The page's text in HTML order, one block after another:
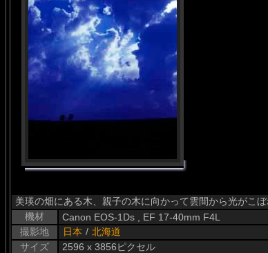
美瑛の畑にある木、親子の木に向かって雲間から光がこぼ
機材
Canon EOS-1Ds , EF 17-40mm F4L
撮影地
日本 / 北海道
サイズ
2596 x 3856ピクセル